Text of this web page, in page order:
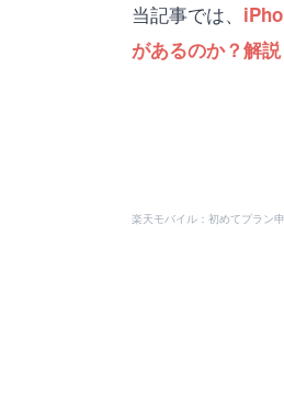
当記事では、
があるのか？解説
楽天モバイル：初めてプラン